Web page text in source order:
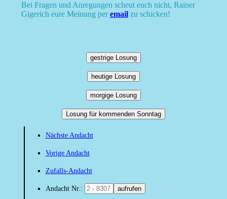
Bei Fragen und Anregungen scheut euch nicht, Rainer
Gigerich eure Meinung peremailzu schicken!
gestrige Losung
heutige Losung
morgige Losung
Losung für kommenden Sonntag
Nächste Andacht
Vorige Andacht
Zufalls-Andacht
Andacht Nr.: aufrufen